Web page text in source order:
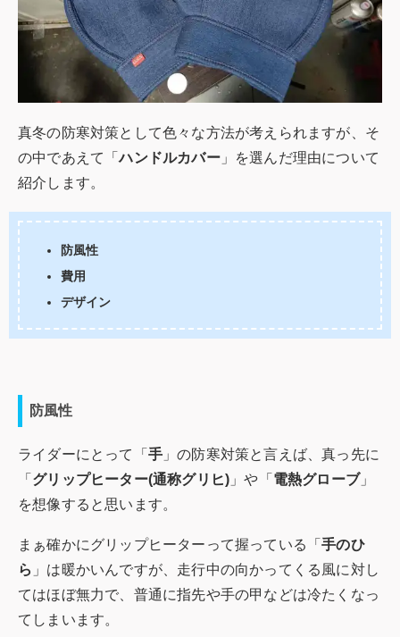
真冬の防寒対策として色々な方法が考えられますが、そ
の中であえて「ハンドルカバー」を選んだ理由について
紹介します。
防風性
費用
デザイン
防風性
ライダーにとって「 手 」の防寒対策と言えば、真っ先に
「 グリップヒーター(通称グリヒ) 」や「 電熱グローブ」
を想像すると思います。
まぁ確かにグリップヒーターって握っている「手のひ
ら 」は暖かいんですが、走行中の向かってくる風に対し
てはほぼ無力で、普通に指先や手の甲などは冷たくなっ
てしまいます。